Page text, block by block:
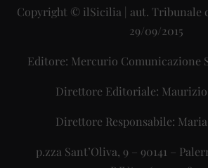
Copyright © ilSicilia | aut. Tribunale
29/09/2015
Editore: Mercurio Comunicazione
Direttore Editoriale: Maurizio
Direttore Responsabile:
p.zza Sant’Oliva, 9 – 90141 –